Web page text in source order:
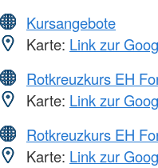
Kursangebote
Karte: Link zur
Rotkreuzkurs EH
Karte: Link zur
Rotkreuzkurs EH
Karte: Link zur